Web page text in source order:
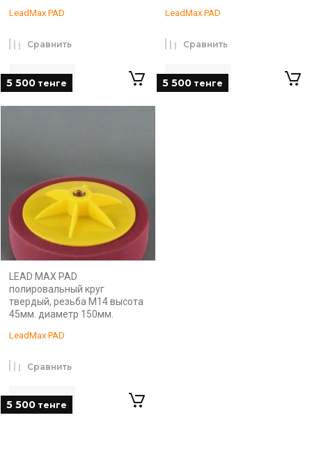
LeadMax PAD
5 500 тенге
Сравнить
LeadMax PAD
5 500 тенге
Сравнить
LEAD MAX PAD
полировальный круг
твердый, резьба М14 высота
45мм. диаметр 150мм.
LeadMax PAD
5 500 тенге
Сравнить